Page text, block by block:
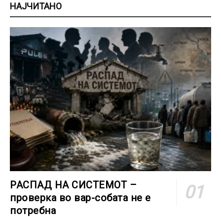
НАЈЧИТАНО
РАСПАД НА СИСТЕМОТ –
проверка во вар-собата не е
потребна